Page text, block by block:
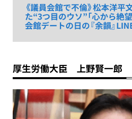
《議員会館で不倫》松本洋平
た“3つ目のウソ”「心から絶
会館デートの日の『余韻』
厚生労働大臣 上野賢一郎